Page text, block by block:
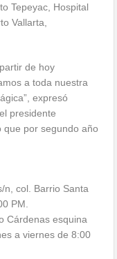
Tepeyac, Hospital
Vallarta,
de hoy
a toda nuestra
expresó
presidente
que por segundo año
n, col. Barrio Santa
PM.
Cárdenas esquina
a viernes de 8:00